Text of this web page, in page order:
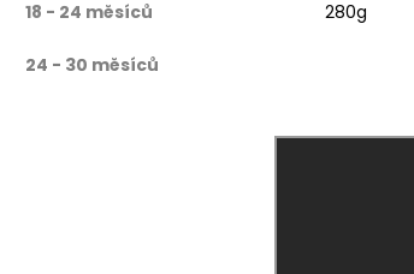
18 - 24 měsíců
280g
24 - 30 měsíců